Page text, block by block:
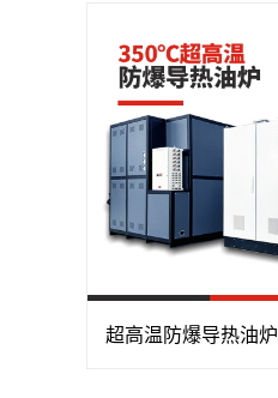
超高温防爆导热油炉